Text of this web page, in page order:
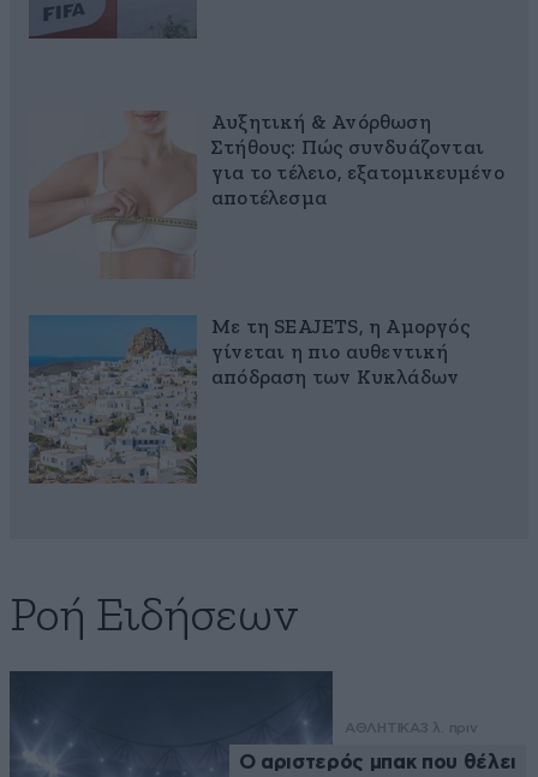
Αυξητική & Ανόρθωση
Στήθους: Πώς συνδυάζονται
για το τέλειο, εξατομικευμένο
αποτέλεσμα
Με τη SEAJETS, η Αμοργός
γίνεται η πιο αυθεντική
απόδραση των Κυκλάδων
Ροή Ειδήσεων
ΑΘΛΗΤΙΚΑ3 λ. πριν
Ο αριστερός μπακ που θέλει